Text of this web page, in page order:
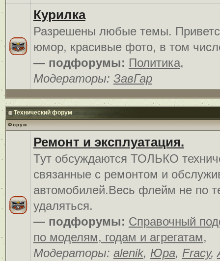
Курилка
Разрешены любые темы.
юмор, красивые фото, в том
— подфорумы: Политика,
Модераторы: ЗавГар
Технический форум
Форум
Ремонт и эксплуатация.
Тут обсуждаются ТОЛЬКО
связанные с ремонтом и
автомобилей.Весь флейм не по
удаляться.
— подфорумы: Справочный
по моделям, годам и агрегатам,
Модераторы: alenik, Юра, Fracy,